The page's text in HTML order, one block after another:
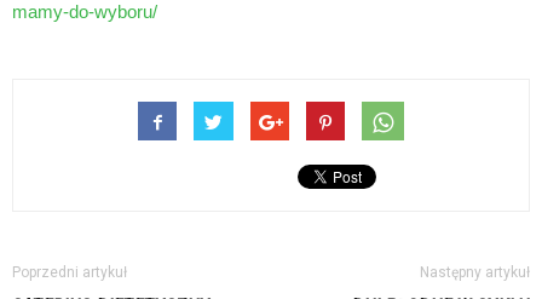
mamy-do-wyboru/
Poprzedni artykuł Następny artykuł